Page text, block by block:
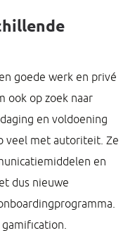
goede werk en privé
ook op zoek naar
en voldoening
veel met autoriteit. Ze
en
dus nieuwe